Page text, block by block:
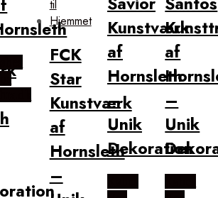
FCK
Star
Kunstværk
af
Hornsleth
–
Kunstværk
af
Hornsleth
–
Unik
Dekoration
af
–
Unik